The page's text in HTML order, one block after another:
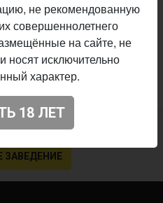
магазин в каталоге?
ЗАВЕДЕНИЕ
не рекомендованную
совершеннолетнего
на сайте, не
носят исключительно
характер.
18 ЛЕТ